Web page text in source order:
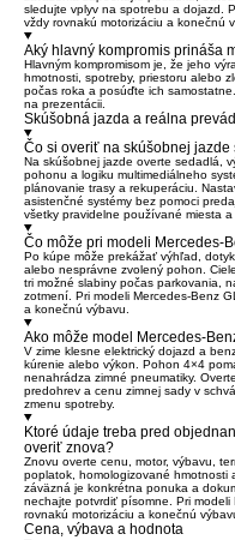
sledujte vplyv na spotrebu a dojazd.
vždy rovnakú motorizáciu a konečnú
Aký hlavný kompromis prináša
Hlavným kompromisom je, že jeho
hmotnosti, spotreby, priestoru alebo
počas roka a posúďte ich
na prezentácii.
Skúšobná jazda a reálna
Čo si overiť na skúšobnej jazde
Na skúšobnej jazde overte sedadlá,
pohonu a logiku multimediálneho
plánovanie trasy a rekuperáciu.
asistenčné systémy bez pomoci
všetky pravidelne používané miesta
Čo môže pri modeli Mercedes-
Po kúpe môže prekážať výhľad,
alebo nesprávne zvolený pohon.
tri možné slabiny počas parkovania,
zotmení. Pri modeli Mercedes-Benz
a konečnú výbavu.
Ako môže model Mercedes-
V zime klesne elektrický dojazd a
kúrenie alebo výkon. Pohon 4×4
nenahrádza zimné pneumatiky.
predohrev a cenu zimnej sady v
zmenu spotreby.
Ktoré údaje treba pred
overiť znova?
Znovu overte cenu, motor, výbavu,
poplatok, homologizované hmotnosti
záväzná je konkrétna ponuka a
nechajte potvrdiť písomne. Pri
rovnakú motorizáciu a konečnú
Cena, výbava a hodnota